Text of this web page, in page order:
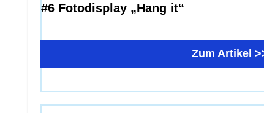
#6 Fotodisplay „Hang it“
Zum Artikel